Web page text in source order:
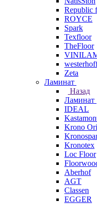
Republic
ROYCE
Spark
Texfloor
TheFloor
Zeta
Ламинат
Назад
Ламинат
IDEAL
Krono
Kronotex
Loc Floor
Aberhof
AGT
Classen
EGGER